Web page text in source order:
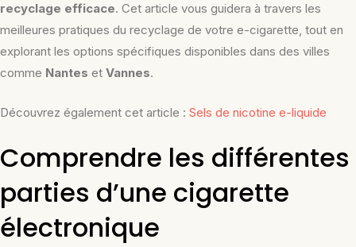
recyclage efficace. Cet article vous guidera à travers les
meilleures pratiques du recyclage de votre e-cigarette, tout en
explorant les options spécifiques disponibles dans des villes
comme Nantes et Vannes.
Découvrez également cet article : Sels de nicotine e-liquide
Comprendre les différentes
parties d’une cigarette
électronique